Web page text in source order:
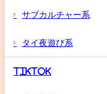
サブカルチャー系
タイ夜遊び系
TikTok